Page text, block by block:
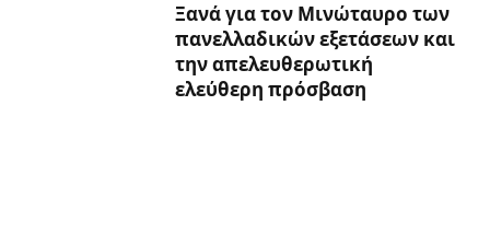
Ξανά για τον Μινώταυρο των
πανελλαδικών εξετάσεων και
την απελευθερωτική
ελεύθερη πρόσβαση